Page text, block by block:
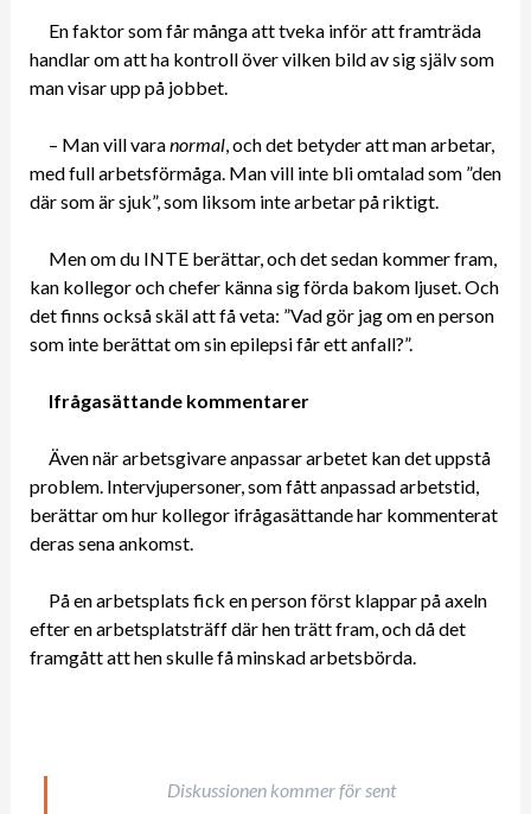
En faktor som får många att tveka inför att framträda
handlar om att ha kontroll över vilken bild av sig själv som
man visar upp på jobbet.
– Man vill varanormal, och det betyder att man arbetar,
med full arbetsförmåga. Man vill inte bli omtalad som ”den
där som är sjuk”, som liksom inte arbetar på riktigt.
Men om du INTE berättar, och det sedan kommer fram,
kan kollegor och chefer känna sig förda bakom ljuset. Och
det finns också skäl att få veta: ”Vad gör jag om en person
som inte berättat om sin epilepsi får ett anfall?”.
Ifrågasättande kommentarer
Även när arbetsgivare anpassar arbetet kan det uppstå
problem. Intervjupersoner, som fått anpassad arbetstid,
berättar om hur kollegor ifrågasättande har kommenterat
deras sena ankomst.
På en arbetsplats fick en person först klappar på axeln
efter en arbetsplatsträff där hen trätt fram, och då det
framgått att hen skulle få minskad arbetsbörda.
Diskussionen kommer för sent